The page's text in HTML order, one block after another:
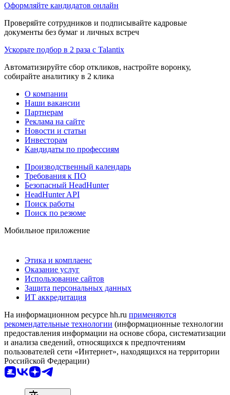
Оформляйте кандидатов онлайн
Проверяйте сотрудников и подписывайте кадровые
документы без бумаг и личных встреч
Ускорьте подбор в 2 раза с Talantix
Автоматизируйте сбор откликов, настройте воронку,
собирайте аналитику в 2 клика
О компании
Наши вакансии
Партнерам
Реклама на сайте
Новости и статьи
Инвесторам
Кандидаты по профессиям
Производственный календарь
Требования к ПО
Безопасный HeadHunter
HeadHunter API
Поиск работы
Поиск по резюме
Мобильное приложение
Этика и комплаенс
Оказание услуг
Использование сайтов
Защита персональных данных
ИТ аккредитация
На информационном ресурсе hh.ru применяются
рекомендательные технологии (информационные технологии
предоставления информации на основе сбора, систематизации
и анализа сведений, относящихся к предпочтениям
пользователей сети «Интернет», находящихся на территории
Российской Федерации)